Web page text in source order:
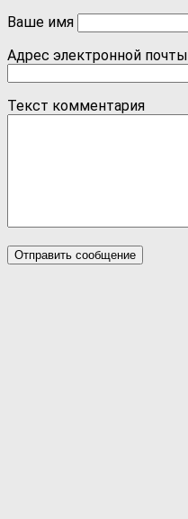
Ваше имя
Адрес электронной почты
Текст комментария